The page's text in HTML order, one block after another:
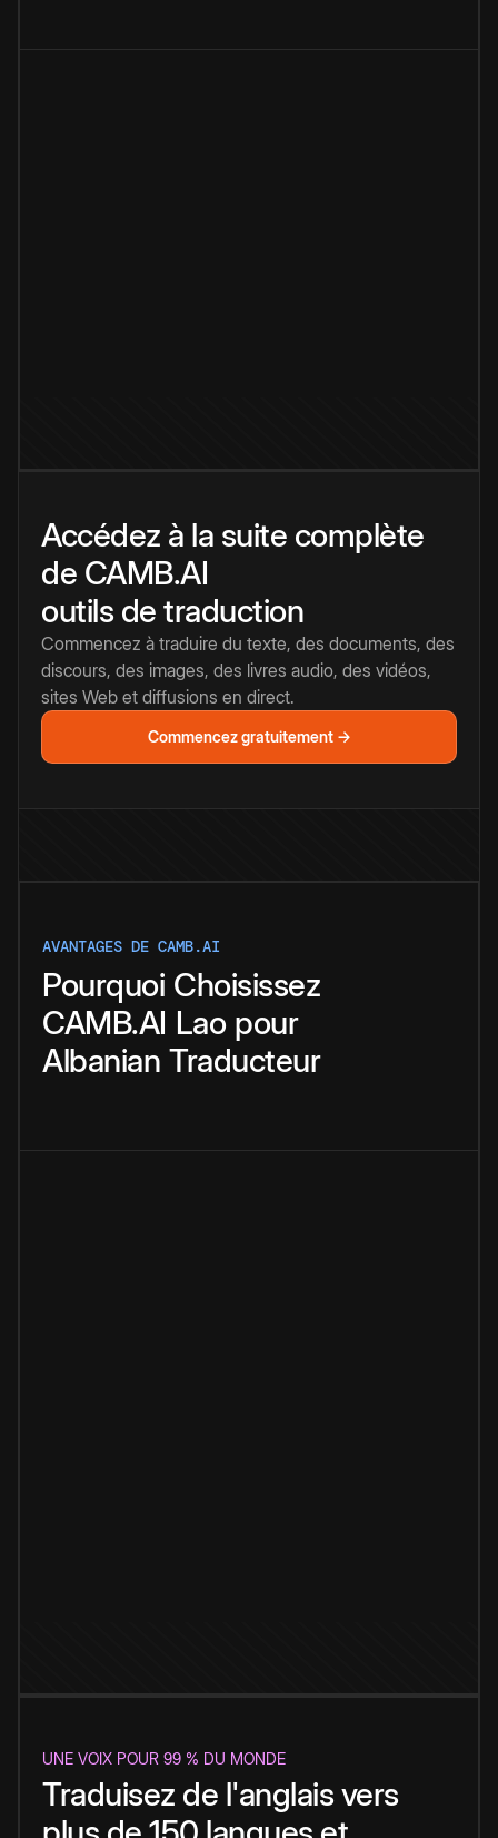
Accédez à la suite complète
de CAMB.AI
outils de traduction
Commencez à traduire du texte, des documents, des
discours, des images, des livres audio, des vidéos,
sites Web et diffusions en direct.
Commencez gratuitement →
AVANTAGES DE CAMB.AI
Pourquoi Choisissez
CAMB.AI Lao pour
Albanian Traducteur
UNE VOIX POUR 99 % DU MONDE
Traduisez de l'anglais vers